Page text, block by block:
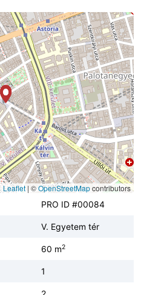
Leaflet | ©OpenStreetMapcontributors
PRO ID #00084
V. Egyetem tér
60 m2
1